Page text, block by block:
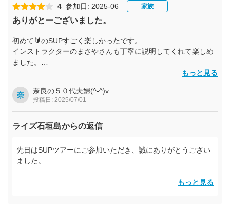
インストラクターとの時間も含め、素敵な思い出になってい
ましたら嬉しく思います。
また石垣島にお越しの際は、シュノーケリングや幻の島な
ど、他のアクティビティもぜひお楽しみください。
スタッフ一同、またお会いできる日を心よりお待ちしており
4 参加日: 2025-06 家族
ありがとーございました。
初めて🔰のSUPすごく楽しかったです。
インストラクターのまさやさんも丁寧に説明してくれて楽しめ
ました。
もっと見る
奈 奈良の５０代夫婦(^-^)v
投稿日: 2025/07/01
ライズ石垣島からの返信
先日はSUPツアーにご参加いただき、誠にありがとうござい
ました。
初めてのサップを楽しんでいただけて、とても嬉しく思いま
もっと見る